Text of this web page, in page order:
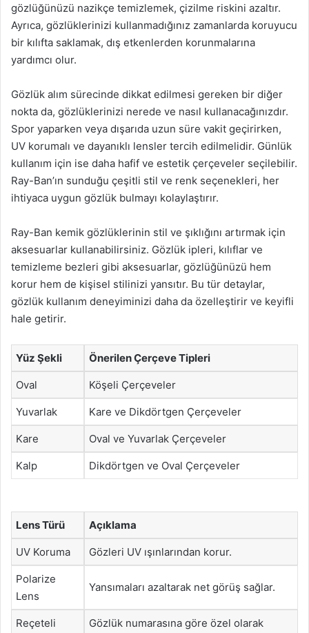
gözlüğünüzü nazikçe temizlemek, çizilme riskini azaltır.
Ayrıca, gözlüklerinizi kullanmadığınız zamanlarda koruyucu
bir kılıfta saklamak, dış etkenlerden korunmalarına
yardımcı olur.
Gözlük alım sürecinde dikkat edilmesi gereken bir diğer
nokta da, gözlüklerinizi nerede ve nasıl kullanacağınızdır.
Spor yaparken veya dışarıda uzun süre vakit geçirirken,
UV korumalı ve dayanıklı lensler tercih edilmelidir. Günlük
kullanım için ise daha hafif ve estetik çerçeveler seçilebilir.
Ray-Ban’ın sunduğu çeşitli stil ve renk seçenekleri, her
ihtiyaca uygun gözlük bulmayı kolaylaştırır.
Ray-Ban kemik gözlüklerinin stil ve şıklığını artırmak için
aksesuarlar kullanabilirsiniz. Gözlük ipleri, kılıflar ve
temizleme bezleri gibi aksesuarlar, gözlüğünüzü hem
korur hem de kişisel stilinizi yansıtır. Bu tür detaylar,
gözlük kullanım deneyiminizi daha da özelleştirir ve keyifli
hale getirir.
Yüz Şekli Önerilen Çerçeve Tipleri
Oval Köşeli Çerçeveler
Yuvarlak Kare ve Dikdörtgen Çerçeveler
Kare Oval ve Yuvarlak Çerçeveler
Kalp Dikdörtgen ve Oval Çerçeveler
Lens Türü Açıklama
UV Koruma Gözleri UV ışınlarından korur.
Polarize
Lens
Yansımaları azaltarak net görüş sağlar.
Reçeteli
Gözlük numarasına göre özel olarak